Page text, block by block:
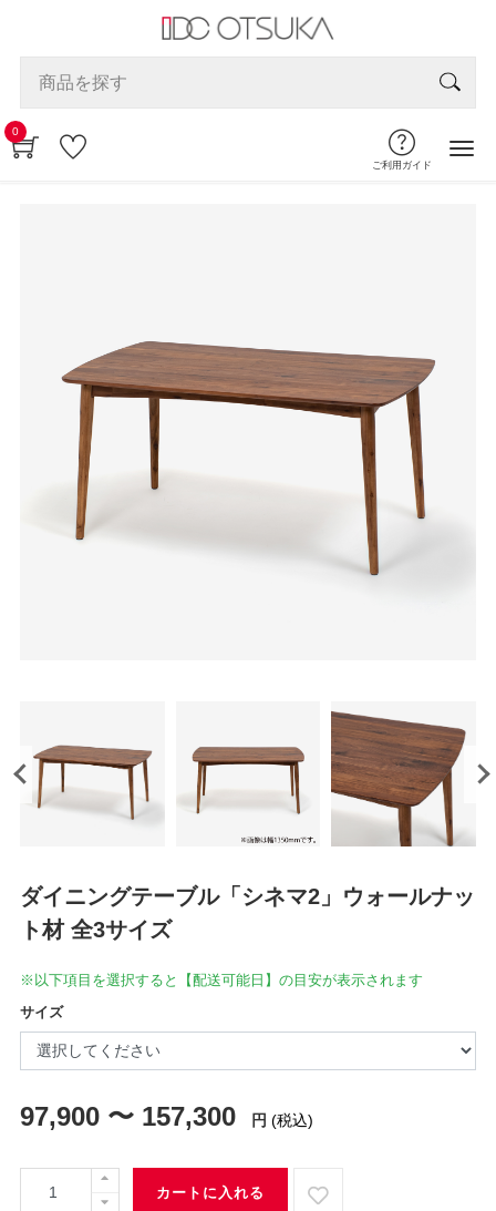
0
ご利用ガイド
ダイニングテーブル「シネマ2」ウォールナッ
ト材 全3サイズ
※以下項目を選択すると【配送可能日】の目安が表示されます
サイズ
97,900 〜 157,300 円 (税込)
カートに入れる